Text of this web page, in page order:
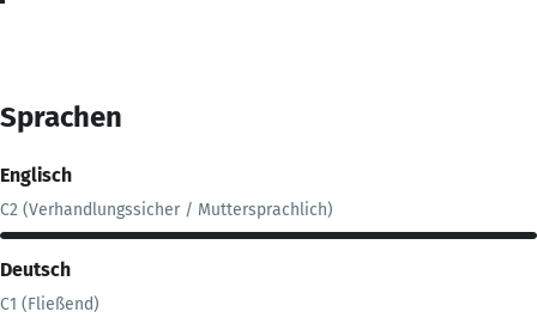
Sprachen
Englisch
C2 (Verhandlungssicher / Muttersprachlich)
Deutsch
C1 (Fließend)